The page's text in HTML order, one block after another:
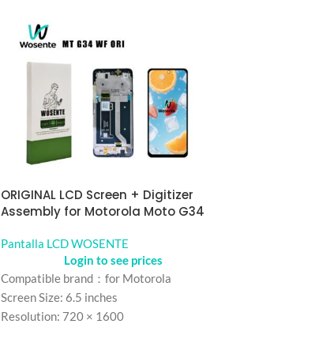
ORIGINAL LCD Screen + Digitizer
Assembly for Motorola Moto G34
Pantalla LCD WOSENTE
Login to see prices
Compatible brand：for Motorola
Screen Size: 6.5 inches
Resolution: 720 × 1600